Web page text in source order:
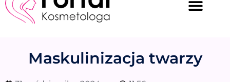
Maskulinizacja twarzy